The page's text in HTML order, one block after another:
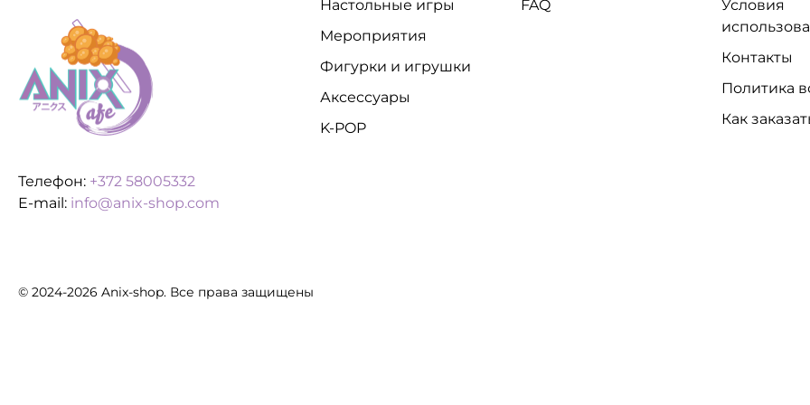
Телефон: +372 58005332
E-mail: info@anix-shop.com
Настольные игры
Мероприятия
Фигурки и игрушки
Аксессуары
K-POP
FAQ
Условия
Контакты
Политика
Как
© 2024-2026 Anix-shop. Все права защищены